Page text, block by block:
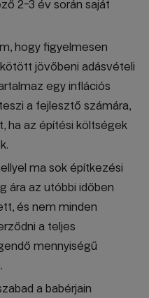
2-3 év során saját
hogy figyelmesen
jövőbeni adásvételi
egy inflációs
a fejlesztő számára,
ha az építési költségek
ma sok építkezési
ára az utóbbi időben
és nem minden
a teljes
mennyiségű
a babérjain